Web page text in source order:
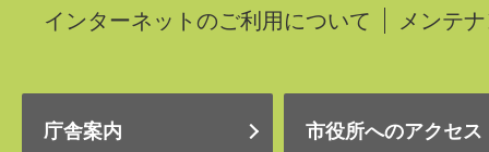
インターネットのご利用について
メンテ
庁舎案内 市役所へのアクセス